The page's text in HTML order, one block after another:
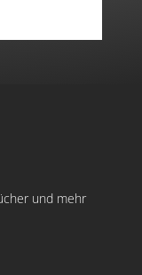
und mehr